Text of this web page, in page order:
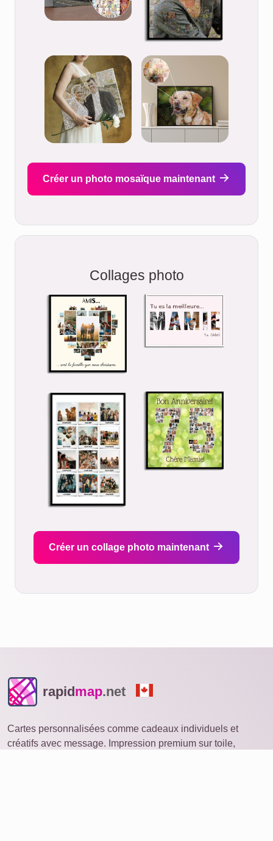
Créer un photo mosaïque maintenant
Collages photo
Créer un collage photo maintenant
rapidmap.net
Cartes personnalisées comme cadeaux individuels et
créatifs avec message. Impression premium sur toile,